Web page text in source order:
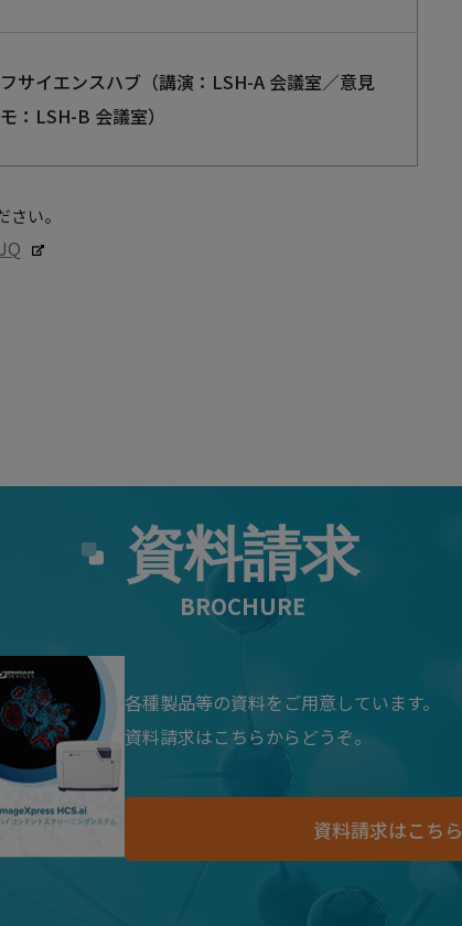
サイエンスハブ（講演： LSH-A 会議室／意見
： LSH-B 会議室）
い。
資料請求
BROCHURE
各種製品等の資料をご用意しています。
資料請求はこちらからどうぞ。
資料請求はこちら